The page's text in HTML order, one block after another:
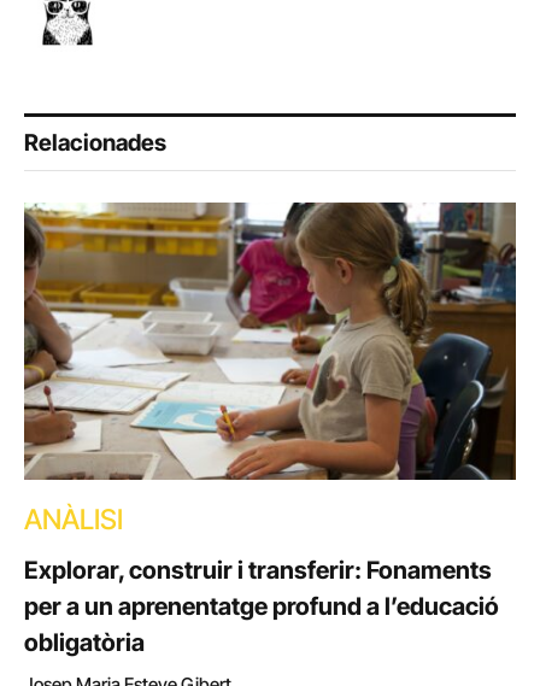
Relacionades
ANÀLISI
Explorar, construir i transferir: Fonaments
per a un aprenentatge profund a l’educació
obligatòria